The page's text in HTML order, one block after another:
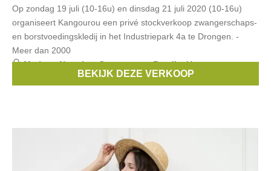
Op zondag 19 juli (10-16u) en dinsdag 21 juli 2020 (10-16u)
organiseert Kangourou een privé stockverkoop zwangerschaps-
en borstvoedingskledij in het Industriepark 4a te Drongen. -
Meer dan 2000
Merken:Noppies,Queen mum,Fragile,Un ventre pour
Esprit Maternity, ...
BEKIJK DEZE VERKOOP